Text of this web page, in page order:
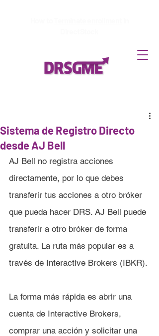
Sistema de Registro Directo
desde AJ Bell
AJ Bell no registra acciones
directamente, por lo que debes
transferir tus acciones a otro bróker
que pueda hacer DRS. AJ Bell puede
transferir a otro bróker de forma
gratuita. La ruta más popular es a
través de Interactive Brokers (IBKR).
La forma más rápida es abrir una
cuenta de Interactive Brokers,
comprar una acción y solicitar una